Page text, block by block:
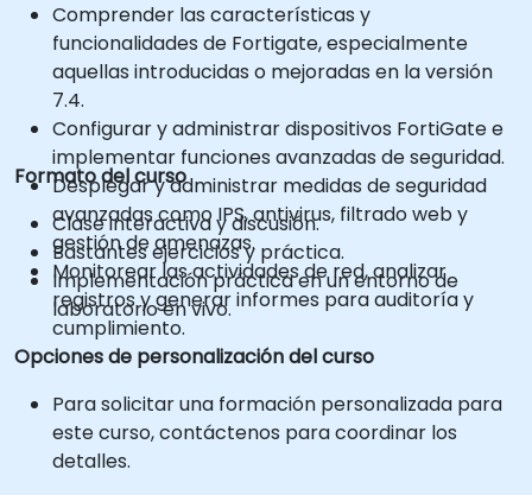
Comprender las características y
funcionalidades de Fortigate, especialmente
aquellas introducidas o mejoradas en la versión
7.4.
Configurar y administrar dispositivos FortiGate e
implementar funciones avanzadas de seguridad.
Desplegar y administrar medidas de seguridad
avanzadas como IPS, antivirus, filtrado web y
gestión de amenazas.
Monitorear las actividades de red, analizar
registros y generar informes para auditoría y
cumplimiento.
Formato del curso
Clase interactiva y discusión.
Bastantes ejercicios y práctica.
Implementación práctica en un entorno de
laboratorio en vivo.
Opciones de personalización del curso
Para solicitar una formación personalizada para
este curso, contáctenos para coordinar los
detalles.